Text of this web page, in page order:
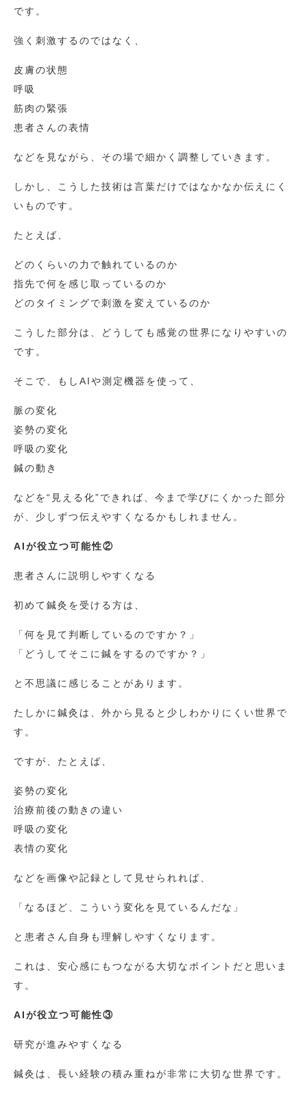
です。
強く刺激するのではなく、
皮膚の状態
呼吸
筋肉の緊張
患者さんの表情
などを見ながら、その場で細かく調整していきます。
しかし、こうした技術は言葉だけではなかなか伝えにく
いものです。
たとえば、
どのくらいの力で触れているのか
指先で何を感じ取っているのか
どのタイミングで刺激を変えているのか
こうした部分は、どうしても感覚の世界になりやすいの
です。
そこで、もしAIや測定機器を使って、
脈の変化
姿勢の変化
呼吸の変化
鍼の動き
などを“見える化”できれば、今まで学びにくかった部分
が、少しずつ伝えやすくなるかもしれません。
AIが役立つ可能性②
患者さんに説明しやすくなる
初めて鍼灸を受ける方は、
「何を見て判断しているのですか？」
「どうしてそこに鍼をするのですか？」
と不思議に感じることがあります。
たしかに鍼灸は、外から見ると少しわかりにくい世界で
す。
ですが、たとえば、
姿勢の変化
治療前後の動きの違い
呼吸の変化
表情の変化
などを画像や記録として見せられれば、
「なるほど、こういう変化を見ているんだな」
と患者さん自身も理解しやすくなります。
これは、安心感にもつながる大切なポイントだと思いま
す。
AIが役立つ可能性③
研究が進みやすくなる
鍼灸は、長い経験の積み重ねが非常に大切な世界です。